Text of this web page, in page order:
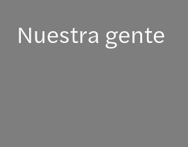
Nuestra gente